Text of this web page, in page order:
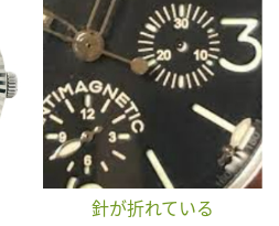
針が折れている